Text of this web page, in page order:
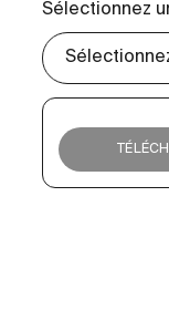
Sélectionnez